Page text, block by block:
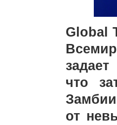
Global
что
от